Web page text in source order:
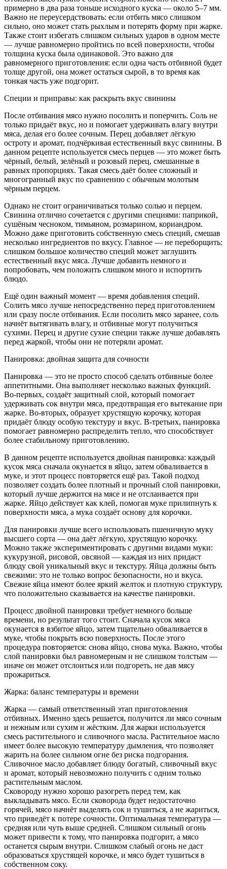
примерно в два раза тоньше исходного куска — около 5–7 мм.
Важно не переусердствовать: если отбить мясо слишком
сильно, оно может стать рыхлым и потерять форму при жарке.
Также стоит избегать слишком сильных ударов в одном месте
— лучше равномерно пройтись по всей поверхности, чтобы
толщина куска была одинаковой. Это важно для
равномерного приготовления: если одна часть отбивной будет
толще другой, она может остаться сырой, в то время как
тонкая часть уже подгорит.
Специи и приправы: как раскрыть вкус свинины
После отбивания мясо нужно посолить и поперчить. Соль не
только придаёт вкус, но и помогает удерживать влагу внутри
мяса, делая его более сочным. Перец добавляет лёгкую
остроту и аромат, подчёркивая естественный вкус свинины. В
данном рецепте используется смесь перцев — это может быть
чёрный, белый, зелёный и розовый перец, смешанные в
равных пропорциях. Такая смесь даёт более сложный и
многогранный вкус по сравнению с обычным молотым
чёрным перцем.
Однако не стоит ограничиваться только солью и перцем.
Свинина отлично сочетается с другими специями: паприкой,
сушёным чесноком, тимьяном, розмарином, кориандром.
Можно даже приготовить собственную смесь специй, смешав
несколько ингредиентов по вкусу. Главное — не переборщить:
слишком большое количество специй может заглушить
естественный вкус мяса. Лучше добавить немного и
попробовать, чем положить слишком много и испортить
блюдо.
Ещё один важный момент — время добавления специй.
Солить мясо лучше непосредственно перед приготовлением
или сразу после отбивания. Если посолить мясо заранее, соль
начнёт вытягивать влагу, и отбивные могут получиться
сухими. Перец и другие сухие специи также лучше добавлять
перед жаркой, чтобы они не потеряли аромат.
Панировка: двойная защита для сочности
Панировка — это не просто способ сделать отбивные более
аппетитными. Она выполняет несколько важных функций.
Во‑первых, создаёт защитный слой, который помогает
удерживать сок внутри мяса, предотвращая его вытекание при
жарке. Во‑вторых, образует хрустящую корочку, которая
придаёт блюду особую текстуру и вкус. В‑третьих, панировка
помогает равномерно распределить тепло, что способствует
более стабильному приготовлению.
В данном рецепте используется двойная панировка: каждый
кусок мяса сначала окунается в яйцо, затем обваливается в
муке, и этот процесс повторяется ещё раз. Такой подход
позволяет создать более плотный и прочный слой панировки,
который лучше держится на мясе и не отслаивается при
жарке. Яйцо действует как клей, помогая муке прилипнуть к
поверхности мяса, а мука создаёт основу для корочки.
Для панировки лучше всего использовать пшеничную муку
высшего сорта — она даёт лёгкую, хрустящую корочку.
Можно также экспериментировать с другими видами муки:
кукурузной, рисовой, овсяной — каждая из них придаст
блюду свой уникальный вкус и текстуру. Яйца должны быть
свежими: это не только вопрос безопасности, но и вкуса.
Свежие яйца имеют более яркий желток и плотную структуру,
что положительно сказывается на качестве панировки.
Процесс двойной панировки требует немного больше
времени, но результат того стоит. Сначала кусок мяса
окунается в взбитое яйцо, затем тщательно обваливается в
муке, чтобы покрыть всю поверхность. После этого
процедура повторяется: снова яйцо, снова мука. Важно, чтобы
слой панировки был равномерным и не слишком толстым —
иначе он может отслоиться или подгореть, не дав мясу
прожариться.
Жарка: баланс температуры и времени
Жарка — самый ответственный этап приготовления
отбивных. Именно здесь решается, получится ли мясо сочным
и нежным или сухим и жёстким. Для жарки используется
смесь растительного и сливочного масла. Растительное масло
имеет более высокую температуру дымления, что позволяет
жарить на более сильном огне без риска подгорания.
Сливочное масло добавляет блюду богатый, сливочный вкус
и аромат, который невозможно получить с одним только
растительным маслом.
Сковороду нужно хорошо разогреть перед тем, как
выкладывать мясо. Если сковорода будет недостаточно
горячей, мясо начнёт выделять сок и тушиться, а не жариться,
что приведёт к потере сочности. Оптимальная температура —
средняя или чуть выше средней. Слишком сильный огонь
может привести к тому, что панировка подгорит, а мясо
останется сырым внутри. Слишком слабый огонь не даст
образоваться хрустящей корочке, и мясо будет тушиться в
собственном соку.